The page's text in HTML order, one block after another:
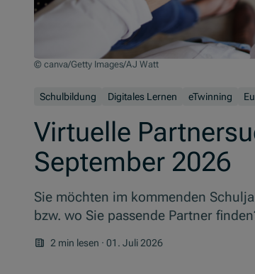
© canva/Getty Images/AJ Watt
Schulbildung Digitales Lernen eTwinning
Virtuelle
September 2026
Sie möchten im kommenden
bzw. wo Sie passende Partner
2 min lesen · 01. Juli 2026